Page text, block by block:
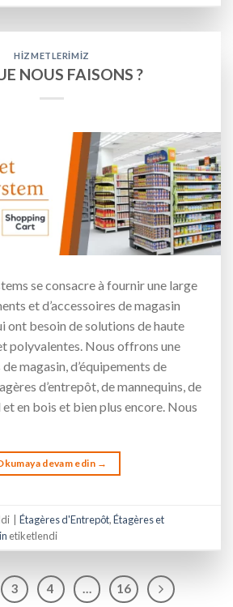
HIZMETLERIMIZ
NOUS FAISONS ?
se consacre à fournir une large
et d’accessoires de magasin
ont besoin de solutions de haute
polyvalentes. Nous offrons une
magasin, d’équipements de
d’entrepôt, de mannequins, de
en bois et bien plus encore. Nous
devam edin →
Étagères d'Entrepôt,Étagères et
etiketlendi
3 4 … 16